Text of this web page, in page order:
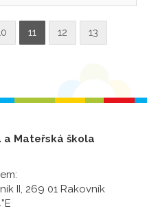
11 12 13
a Mateřská škola
II, 269 01 Rakovník